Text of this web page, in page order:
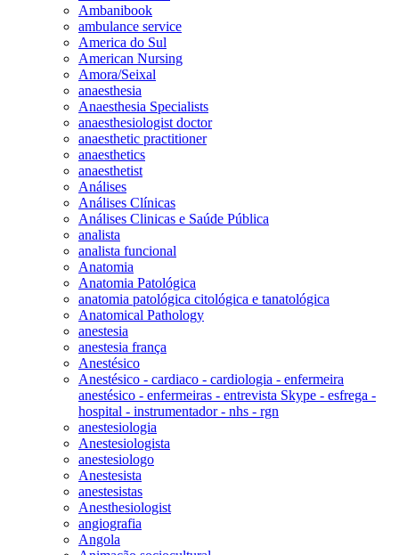
Ambanibook
ambulance service
America do Sul
American Nursing
Amora/Seixal
anaesthesia
Anaesthesia Specialists
anaesthesiologist doctor
anaesthetic practitioner
anaesthetics
anaesthetist
Análises
Análises Clínicas
Análises Clinicas e Saúde Pública
analista
analista funcional
Anatomia
Anatomia Patológica
anatomia patológica citológica e tanatológica
Anatomical Pathology
anestesia
anestesia frança
Anestésico
Anestésico - cardiaco - cardiologia - enfermeira
anestésico - enfermeiras - entrevista Skype - esfrega -
hospital - instrumentador - nhs - rgn
anestesiologia
Anestesiologista
anestesiologo
Anestesista
anestesistas
Anesthesiologist
angiografia
Angola